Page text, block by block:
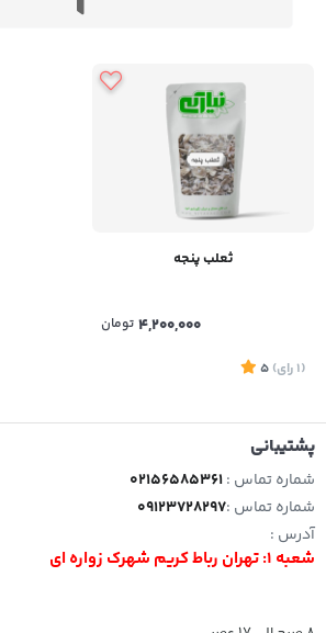
ثعلب پنجه
4,200,000 تومان
(1 رای)
5
پشتیبانی
شماره تماس :02156585361
شماره تماس :09123728297
آدرس :
شعبه 1: تهران رباط کریم شهرک زواره ای